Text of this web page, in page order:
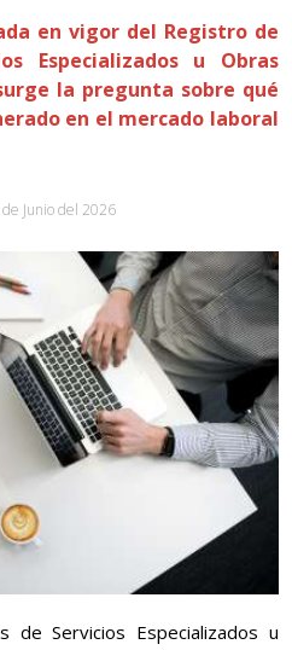
en vigor del Registro de
Especializados u Obras
surge la pregunta sobre qué
en el mercado laboral
Junio del 2026
de Servicios Especializados u